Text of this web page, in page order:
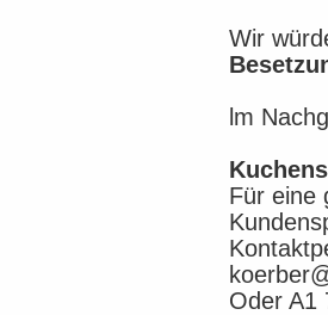
Wir
lm
Für eine
Oder A1